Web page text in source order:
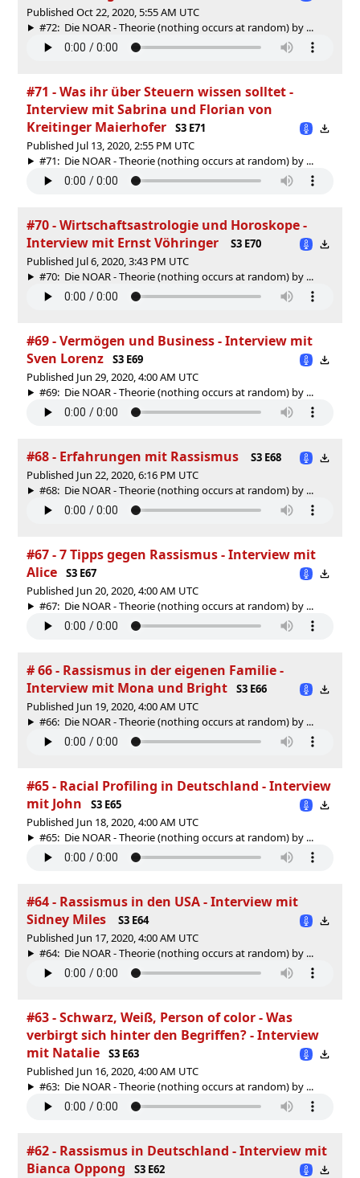
Published Oct 22, 2020, 5:55 AM UTC
#72: Die NOAR - Theorie (nothing occurs at random) by ...
#71 - Was ihr über Steuern wissen solltet -
Interview mit Sabrina und Florian von
Kreitinger Maierhofer
S3 E71
Published Jul 13, 2020, 2:55 PM UTC
#71: Die NOAR - Theorie (nothing occurs at random) by ...
#70 - Wirtschaftsastrologie und Horoskope -
Interview mit Ernst Vöhringer
S3 E70
Published Jul 6, 2020, 3:43 PM UTC
#70: Die NOAR - Theorie (nothing occurs at random) by ...
#69 - Vermögen und Business - Interview mit
Sven Lorenz
S3 E69
Published Jun 29, 2020, 4:00 AM UTC
#69: Die NOAR - Theorie (nothing occurs at random) by ...
#68 - Erfahrungen mit Rassismus
S3 E68
Published Jun 22, 2020, 6:16 PM UTC
#68: Die NOAR - Theorie (nothing occurs at random) by ...
#67 - 7 Tipps gegen Rassismus - Interview mit
Alice
S3 E67
Published Jun 20, 2020, 4:00 AM UTC
#67: Die NOAR - Theorie (nothing occurs at random) by ...
# 66 - Rassismus in der eigenen Familie -
Interview mit Mona und Bright
S3 E66
Published Jun 19, 2020, 4:00 AM UTC
#66: Die NOAR - Theorie (nothing occurs at random) by ...
#65 - Racial Profiling in Deutschland - Interview
mit John
S3 E65
Published Jun 18, 2020, 4:00 AM UTC
#65: Die NOAR - Theorie (nothing occurs at random) by ...
#64 - Rassismus in den USA - Interview mit
Sidney Miles
S3 E64
Published Jun 17, 2020, 4:00 AM UTC
#64: Die NOAR - Theorie (nothing occurs at random) by ...
#63 - Schwarz, Weiß, Person of color - Was
verbirgt sich hinter den Begriffen? - Interview
mit Natalie
S3 E63
Published Jun 16, 2020, 4:00 AM UTC
#63: Die NOAR - Theorie (nothing occurs at random) by ...
#62 - Rassismus in Deutschland - Interview mit
Bianca Oppong
S3 E62